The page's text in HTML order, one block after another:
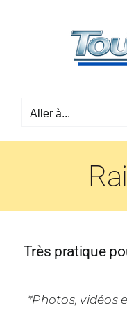
Aller à...
Très pratique
*Photos, vidéos